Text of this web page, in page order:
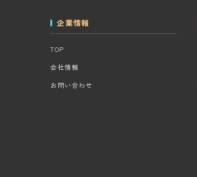
企業情報
TOP
会社情報
お問い合わせ